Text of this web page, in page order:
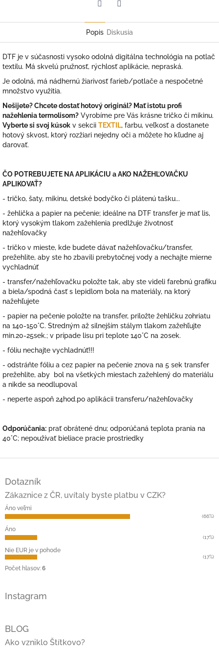
Popis Diskusia
DTF je v súčasnosti vysoko odolná digitálna technológia na potlač
textilu. Má skvelú pružnosť, rýchlosť aplikácie, nepraská.
Je odolná, má nádhernú žiarivosť farieb/potlače a nespočetné
množstvo využitia.
Nešijete? Chcete dostať hotový originál? Mať istotu profi
nažehlenia termolisom? Vyrobíme pre Vás krásne tričko či mikinu.
Vyberte si svoj kúsok v sekcii TEXTIL, farbu, veľkosť a dostanete
hotový skvost, ktorý rozžiari nejedny oči a môžete ho kľudne aj
darovať.
ČO POTREBUJETE NA APLIKÁCIU a AKO NAŽEHĽOVAČKU
APLIKOVAŤ?
- tričko, šaty, mikinu, detské bodyčko či plátenú tašku...
- žehlička a papier na pečenie; ideálne na DTF transfer je mať lis,
ktorý vysokým tlakom zažehlenia predlžuje životnosť
nažehľovačky
- tričko v mieste, kde budete dávať nažehľovačku/transfer,
prežehlite, aby ste ho zbavili prebytočnej vody a nechajte mierne
vychladnúť
- transfer/nažehľovačku položte tak, aby ste videli farebnú grafiku
a biela/spodná časť s lepidlom bola na materiály, na ktorý
nažehľujete
- papier na pečenie položte na transfer, priložte žehličku zohriatu
na 140-150°C. Stredným až silnejším stálym tlakom zažehľujte
min.20-25sek.; v prípade lisu pri teplote 140°C na 20sek.
- fóliu nechajte vychladnúť!!!
- odstráňte fóliu a cez papier na pečenie znova na 5 sek transfer
prežehlite, aby bol na všetkých miestach zažehlený do materiálu
a nikde sa neodlupoval
- neperte aspoň 24hod.po aplikácii transferu/nažehľovačky
Odporúčania: prať obrátené dnu; odporúčaná teplota prania na
40°C; nepoužívať bieliace pracie prostriedky
e
Dotazník
Zákaznice z ČR, uvítaly byste platbu v CZK?
Áno veľmi
(66%)
Áno
(17%)
Nie EUR je v pohode
(17%)
Počet hlasov: 6
Instagram
BLOG
Ako vzniklo Štítkovo?